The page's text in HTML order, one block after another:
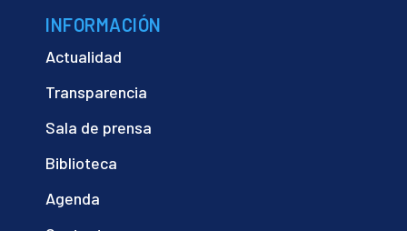
INFORMACIÓN
Actualidad
Transparencia
Sala de prensa
Biblioteca
Agenda